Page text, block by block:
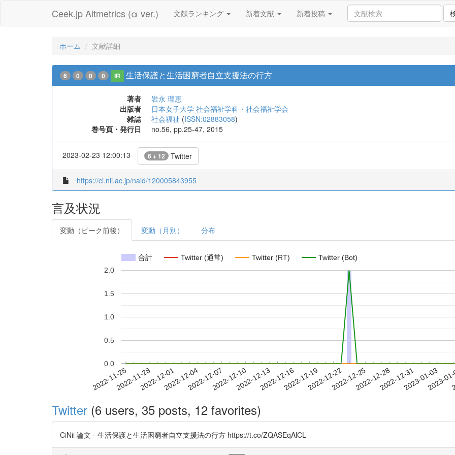
Ceek.jp Altmetrics (α ver.) 文献ランキング 新着文献 新着投稿
ホーム 文献詳細
6 0 0 0 IR 生活保護と生活困窮者自立支援法の行方
著者
岩永 理恵
出版者
日本女子大学 社会福祉学科・社会福祉学会
雑誌
社会福祉 (ISSN:02883058)
巻号頁・発行日
no.56, pp.25-47, 2015
2023-02-23 12:00:13 6 + 12 Twitter
https://ci.nii.ac.jp/naid/120005843955
言及状況
変動（ピーク前後） 変動（月別） 分布
合計 Twitter (通常) Twitter (RT) Twitter (Bot)
2022-11-252022-11-282022-12-012022-12-042022-12-072022-12-102022-12-132022-12-162022-12-192022-12-222022-12-252022-12-282022-12-312023-01-03
2023-
0.0
0.5
1.0
1.5
2.0
Twitter (6 users, 35 posts, 12 favorites)
CiNii 論文 - 生活保護と生活困窮者自立支援法の行方 https://t.co/ZQASEqAlCL